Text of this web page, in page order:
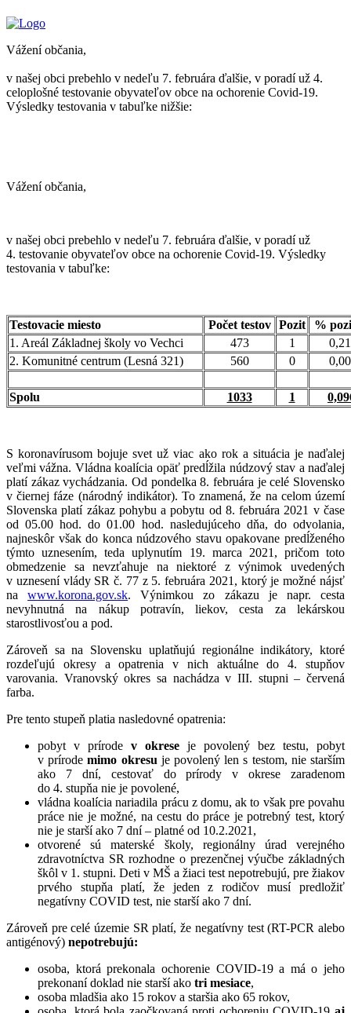
Vážení občania,
v našej obci prebehlo v nedeľu 7. februára ďalšie, v poradí už 4.
celoplošné testovanie obyvateľov obce na ochorenie Covid-19.
Výsledky testovania v tabuľke nižšie:
Vážení občania,
v našej obci prebehlo v nedeľu 7. februára ďalšie, v poradí už
4. testovanie obyvateľov obce na ochorenie Covid-19. Výsledky
testovania v tabuľke:
Testovacie miesto Počet testov Pozit
%
1. Areál Základnej školy vo Vechci
473 1
2. Komunitné centrum (Lesná 321)
560 0
Spolu 1033 1
S koronavírusom bojuje svet už viac ako rok a situácia je naďalej
veľmi vážna. Vládna koalícia opäť predĺžila núdzový stav a naďalej
platí zákaz vychádzania. Od pondelka 8. februára je celé Slovensko
v čiernej fáze (národný indikátor). To znamená, že na celom území
Slovenska platí zákaz pohybu a pobytu od 8. februára 2021 v čase
od 05.00 hod. do 01.00 hod. nasledujúceho dňa, do odvolania,
najneskôr však do konca núdzového stavu opakovane predĺženého
týmto uznesením, teda uplynutím 19. marca 2021, pričom toto
obmedzenie sa nevzťahuje na niektoré z výnimok uvedených
v uznesení vlády SR č. 77 z 5. februára 2021, ktorý je možné nájsť
nawww.korona.gov.sk. Výnimkou zo zákazu je napr. cesta
nevyhnutná na nákup potravín, liekov, cesta za lekárskou
starostlivosťou a pod.
Zároveň sa na Slovensku uplatňujú regionálne indikátory, ktoré
rozdeľujú okresy a opatrenia v nich aktuálne do 4. stupňov
varovania. Vranovský okres sa nachádza v III. stupni – červená
farba.
Pre tento stupeň platia nasledovné opatrenia:
pobyt v prírode v okrese je povolený bez testu, pobyt
v prírodemimo okresu je povolený len s testom, nie starším
ako 7 dní, cestovať do prírody v okrese zaradenom
do 4. stupňa nie je povolené,
vládna koalícia nariadila prácu z domu, ak to však pre povahu
práce nie je možné, na cestu do práce je potrebný test, ktorý
nie je starší ako 7 dní – platné od 10.2.2021,
otvorené sú materské školy, regionálny úrad verejného
zdravotníctva SR rozhodne o prezenčnej výučbe základných
škôl v 1. stupni. Deti v MŠ a žiaci test nepotrebujú, pre žiakov
prvého stupňa platí, že jeden z rodičov musí predložiť
negatívny COVID test, nie starší ako 7 dní.
Zároveň pre celé územie SR platí, že negatívny test (RT-PCR alebo
antigénový) nepotrebujú:
osoba, ktorá prekonala ochorenie COVID-19 a má o jeho
prekonaní doklad nie starší ako tri mesiace,
osoba mladšia ako 15 rokov a staršia ako 65 rokov,